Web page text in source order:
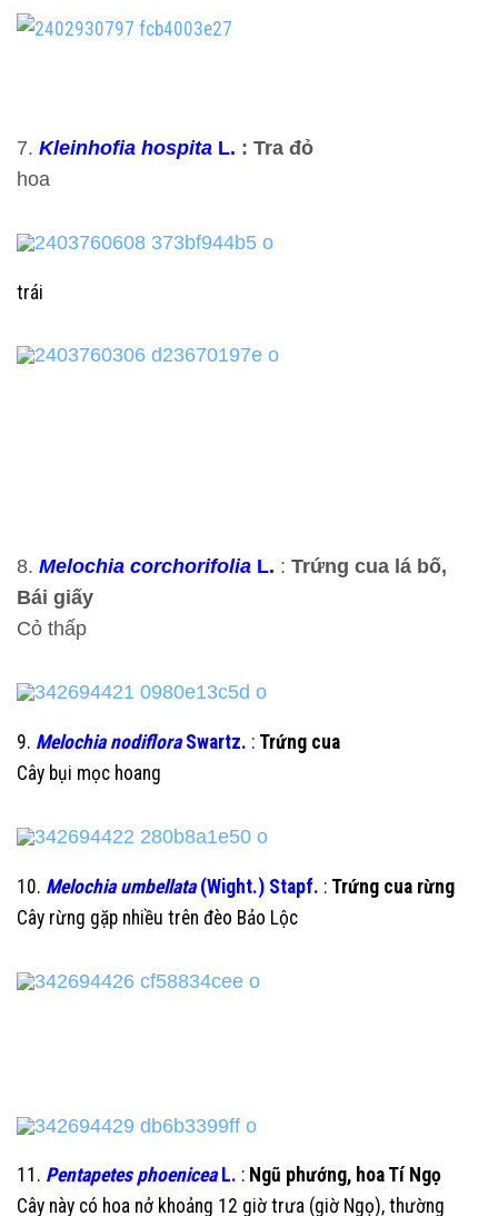
7. Kleinhofia hospita L. : Tra đỏ
hoa
trái
8. Melochia corchorifolia L. : Trứng cua lá bố,
Bái giấy
Cỏ thấp
9. Melochia nodifloraSwartz. : Trứng cua
Cây bụi mọc hoang
10. Melochia umbellata(Wight.) Stapf. : Trứng cua rừng
Cây rừng gặp nhiều trên đèo Bảo Lộc
11. Pentapetes phoeniceaL. : Ngũ phướng, hoa Tí Ngọ
Cây này có hoa nở khoảng 12 giờ trưa (giờ Ngọ), thường